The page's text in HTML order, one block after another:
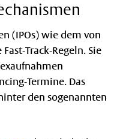
(IPOs) wie dem von
Track-Regeln. Sie
Termine. Das
den sogenannten